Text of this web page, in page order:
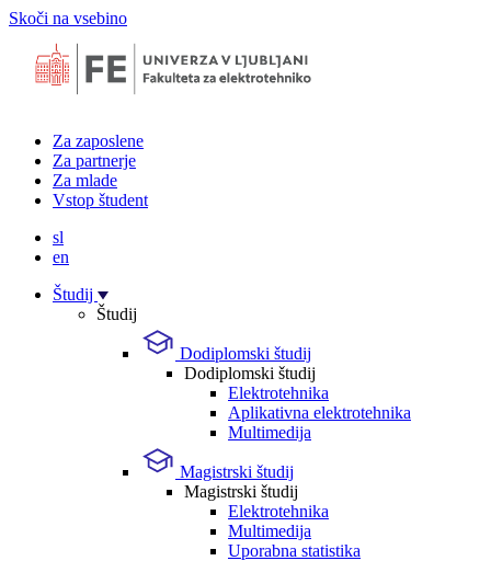
Skoči na vsebino
Za zaposlene
Za partnerje
Za mlade
Vstop študent
sl
en
Študij
Študij
Dodiplomski študij
Dodiplomski študij
Elektrotehnika
Aplikativna elektrotehnika
Multimedija
Magistrski študij
Magistrski študij
Elektrotehnika
Multimedija
Uporabna statistika